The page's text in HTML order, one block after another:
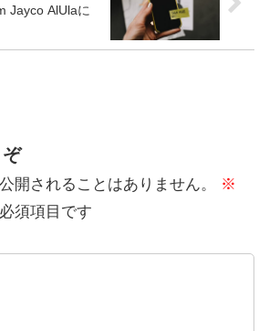
Jayco AlUlaに
開されることはありません。
※
須項目です